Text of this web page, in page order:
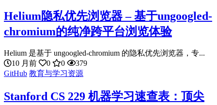
Helium隐私优先浏览器 – 基于ungoogled-
chromium的纯净跨平台浏览体验
Helium 是基于 ungoogled-chromium 的隐私优先浏览器，专...
10 月前
0 0
379
GitHub 教育与学习资源
Stanford CS 229 机器学习速查表：顶尖